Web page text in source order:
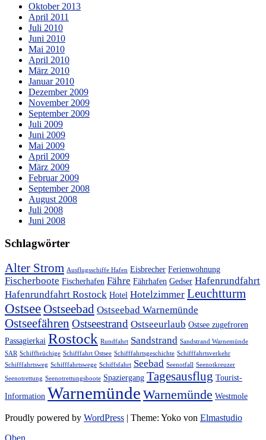
Oktober 2013
April 2011
Juli 2010
Juni 2010
Mai 2010
April 2010
März 2010
Januar 2010
Dezember 2009
November 2009
September 2009
Juli 2009
Juni 2009
Mai 2009
April 2009
März 2009
Februar 2009
September 2008
August 2008
Juli 2008
Juni 2008
Schlagwörter
Alter Strom Ausflugsschiffe Hafen Eisbrecher Ferienwohnung
Fischerboote Fischerhafen Fähre Fährhafen Gedser Hafenrundfahrt
Hafenrundfahrt Rostock Hotel Hotelzimmer Leuchtturm
OstseeOstseebad Ostseebad Warnemünde
Ostseefähren Ostseestrand Ostseeurlaub Ostsee zugefroren
Passagierkai Rostock Rundfahrt Sandstrand Sandstrand Warnemünde
SAR Schiffbrüchige Schifffahrt Ostsee Schifffahrtsgeschichte Schifffahrtsverkehr
Schifffahrtsweg Schifffahrtswege Schiffsfahrt Seebad Seenotfall Seenotkreuzer
Seenotrettung Seenotrettungsboote Spaziergang Tagesausflug Tourist-
Information Warnemünde Warnemünde Westmole
Proudly powered by WordPress | Theme: Yoko von Elmastudio